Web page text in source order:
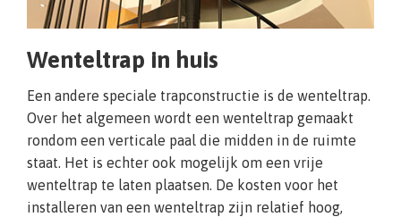
Wenteltrap in huis
Een andere speciale trapconstructie is de wenteltrap.
Over het algemeen wordt een wenteltrap gemaakt
rondom een verticale paal die midden in de ruimte
staat. Het is echter ook mogelijk om een vrije
wenteltrap te laten plaatsen. De kosten voor het
installeren van een wenteltrap zijn relatief hoog,